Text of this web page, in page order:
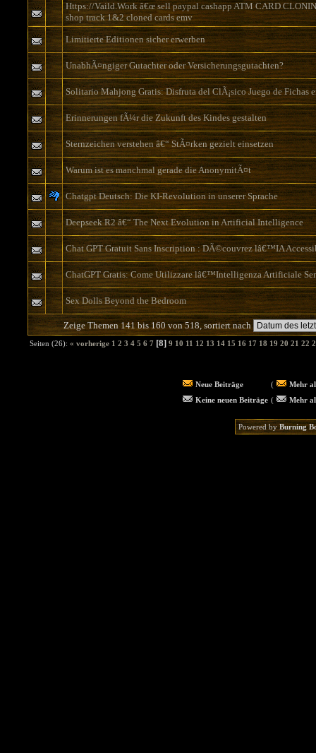
Https://Vaild.Work â€œ sell paypal cashapp ATM CARD
shop track 1&2 cloned cards emv
Limitierte Editionen sicher erwerben
UnabhÃ¤ngiger Gutachter oder Versicherungsgutachten?
Solitario Mahjong Gratis: Disfruta del ClÃ¡sico Juego de Fichas
Erinnerungen fÃ¼r die Zukunft des Kindes gestalten
Sternzeichen verstehen â€“ StÃ¤rken gezielt einsetzen
Warum ist es manchmal gerade die AnonymitÃ¤t
Chatgpt Deutsch: Die KI-Revolution in unserer Sprache
Deepseek R2 â€“ The Next Evolution in Artificial Intelligence
Chat GPT Gratuit Sans Inscription : DÃ©couvrez lâ€™IA
ChatGPT Gratis: Come Utilizzare lâ€™Intelligenza Artificiale
Sex Dolls Beyond the Bedroom
Zeige Themen 141 bis 160 von 518, sortiert nach
Seiten (26): « vorherige 1 2 3 4 5 6 7 [8] 9 10 11 12 13 14 15 16 17 18 19 20 21 22
Neue Beiträge (
Mehr
Keine neuen Beiträge ( Mehr
Powered byBurning